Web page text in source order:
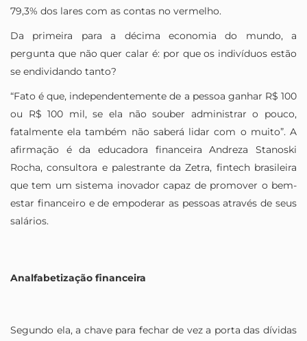
79,3% dos lares com as contas no vermelho.
Da primeira para a décima economia do mundo, a
pergunta que não quer calar é: por que os indivíduos estão
se endividando tanto?
“Fato é que, independentemente de a pessoa ganhar R$ 100
ou R$ 100 mil, se ela não souber administrar o pouco,
fatalmente ela também não saberá lidar com o muito”. A
afirmação é da educadora financeira Andreza Stanoski
Rocha, consultora e palestrante da Zetra, fintech brasileira
que tem um sistema inovador capaz de promover o bem-
estar financeiro e de empoderar as pessoas através de seus
salários.
Analfabetização financeira
Segundo ela, a chave para fechar de vez a porta das dívidas